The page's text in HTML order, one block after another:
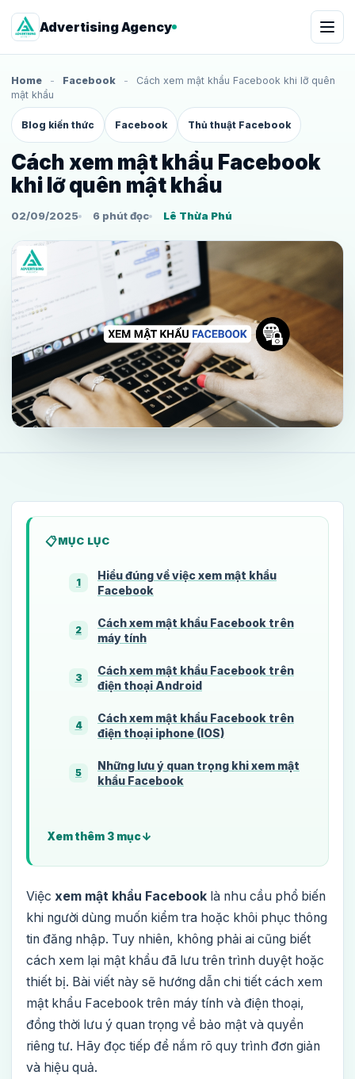
Advertising Agency
Home - Facebook -
Cách xem mật khẩu Facebook khi lỡ quên
mật khẩu
Blog kiến thức Facebook Thủ thuật Facebook
Cách xem mật khẩu Facebook
khi lỡ quên mật khẩu
02/09/2025 6 phút đọc Lê Thừa Phú
MỤC LỤC
1
Hiểu đúng về việc xem mật khẩu
Facebook
2
Cách xem mật khẩu Facebook trên
máy tính
3
Cách xem mật khẩu Facebook trên
điện thoại Android
4
Cách xem mật khẩu Facebook trên
điện thoại iphone (IOS)
5
Những lưu ý quan trọng khi xem mật
khẩu Facebook
Xem thêm 3 mục
Việc xem mật khẩu Facebook là nhu cầu phổ biến
khi người dùng muốn kiểm tra hoặc khôi phục thông
tin đăng nhập. Tuy nhiên, không phải ai cũng biết
cách xem lại mật khẩu đã lưu trên trình duyệt hoặc
thiết bị. Bài viết này sẽ hướng dẫn chi tiết cách xem
mật khẩu Facebook trên máy tính và điện thoại,
đồng thời lưu ý quan trọng về bảo mật và quyền
riêng tư. Hãy đọc tiếp để nắm rõ quy trình đơn giản
và hiệu quả.